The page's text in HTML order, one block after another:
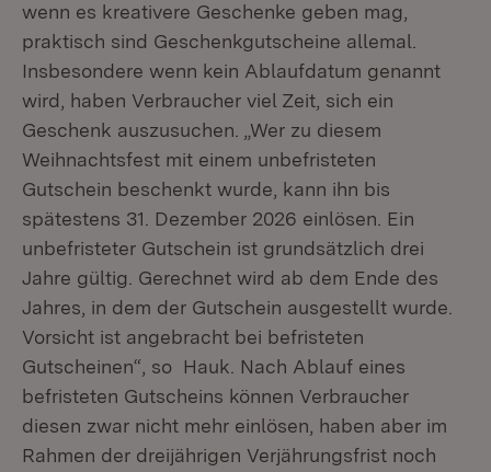
wenn es kreativere Geschenke geben mag,
praktisch sind Geschenkgutscheine allemal.
Insbesondere wenn kein Ablaufdatum genannt
wird, haben Verbraucher viel Zeit, sich ein
Geschenk auszusuchen. „Wer zu diesem
Weihnachtsfest mit einem unbefristeten
Gutschein beschenkt wurde, kann ihn bis
spätestens 31. Dezember 2026 einlösen. Ein
unbefristeter Gutschein ist grundsätzlich drei
Jahre gültig. Gerechnet wird ab dem Ende des
Jahres, in dem der Gutschein ausgestellt wurde.
Vorsicht ist angebracht bei befristeten
Gutscheinen“, so Hauk. Nach Ablauf eines
befristeten Gutscheins können Verbraucher
diesen zwar nicht mehr einlösen, haben aber im
Rahmen der dreijährigen Verjährungsfrist noch